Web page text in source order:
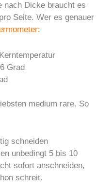
nach Dicke braucht es
Seite. Wer es genauer
Grad
medium rare. So
schneiden
unbedingt 5 bis 10
sofort anschneiden,
schreit.